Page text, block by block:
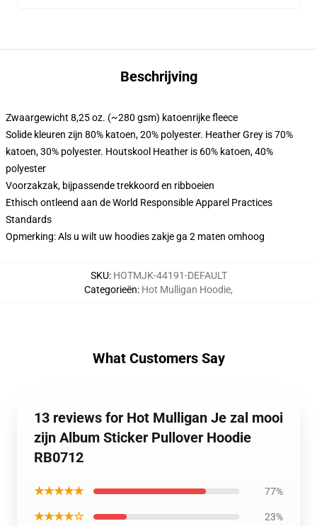
Beschrijving
Zwaargewicht 8,25 oz. (~280 gsm) katoenrijke fleece
Solide kleuren zijn 80% katoen, 20% polyester. Heather Grey is 70%
katoen, 30% polyester. Houtskool Heather is 60% katoen, 40%
polyester
Voorzakzak, bijpassende trekkoord en ribboeien
Ethisch ontleend aan de World Responsible Apparel Practices
Standards
Opmerking: Als u wilt uw hoodies zakje ga 2 maten omhoog
SKU: HOTMJK-44191-DEFAULT
Categorieën: Hot Mulligan Hoodie,
What Customers Say
13 reviews for Hot Mulligan Je zal mooi
zijn Album Sticker Pullover Hoodie
RB0712
★★★★★ 77%
★★★★☆ 23%